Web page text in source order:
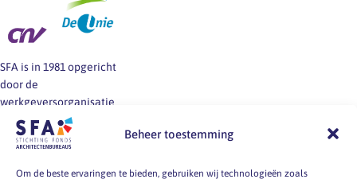
Beheer toestemming
Om de beste ervaringen te bieden, gebruiken wij technologieën zoals
SFA is in 1981 opgericht
door de
werkgeversorganisatie
BNA en de vakbonden
FNV, CNV en De Unie.
werkgevers en